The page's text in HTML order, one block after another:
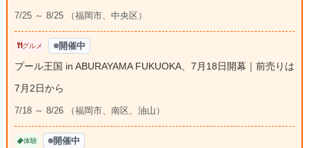
7/25 ～ 8/25 （福岡市、中央区）
グルメ 開催中
プール王国 in ABURAYAMA FUKUOKA、7月18日開幕｜前売りは
7月2日から
7/18 ～ 8/26 （福岡市、南区、油山）
体験 開催中